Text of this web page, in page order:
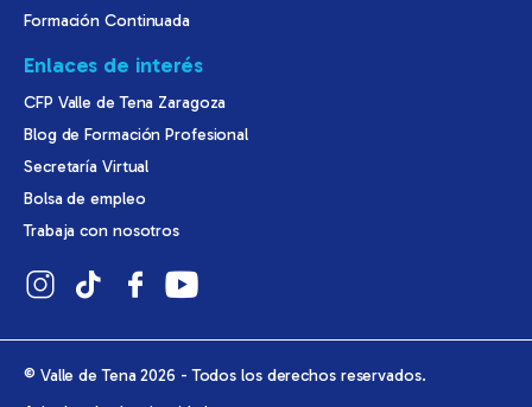
Formación Continuada
Enlaces de interés
CFP Valle de Tena Zaragoza
Blog de Formación Profesional
Secretaría Virtual
Bolsa de empleo
Trabaja con nosotros
© Valle de Tena 2026 - Todos los derechos reservados.